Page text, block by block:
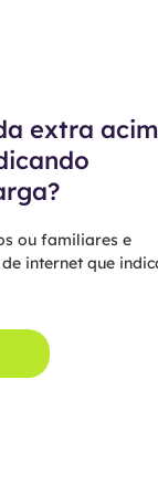
extra
ou familiares e
internet que